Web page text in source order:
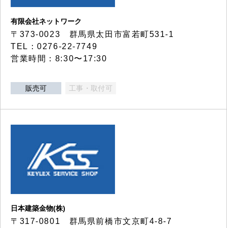
有限会社ネットワーク
〒373-0023 群馬県太田市富若町531-1
TEL：0276-22-7749
営業時間：8:30〜17:30
販売可 工事・取付可
日本建築金物(株)
〒317‐0801 群馬県前橋市文京町4-8-7